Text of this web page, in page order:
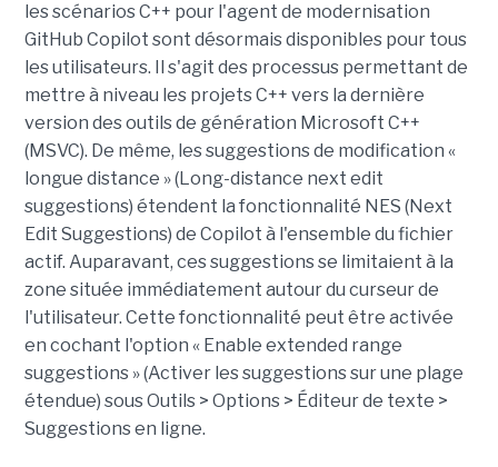
les scénarios C++ pour l'agent de modernisation
GitHub Copilot sont désormais disponibles pour tous
les utilisateurs. Il s'agit des processus permettant de
mettre à niveau les projets C++ vers la dernière
version des outils de génération Microsoft C++
(MSVC). De même, les suggestions de modification «
longue distance » (Long-distance next edit
suggestions) étendent la fonctionnalité NES (Next
Edit Suggestions) de Copilot à l'ensemble du fichier
actif. Auparavant, ces suggestions se limitaient à la
zone située immédiatement autour du curseur de
l'utilisateur. Cette fonctionnalité peut être activée
en cochant l'option « Enable extended range
suggestions » (Activer les suggestions sur une plage
étendue) sous Outils > Options > Éditeur de texte >
Suggestions en ligne.